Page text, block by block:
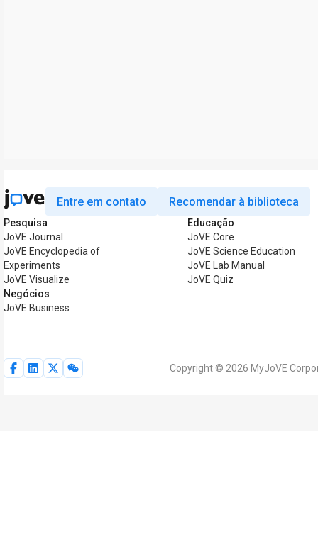
Entre em contato Recomendar à biblioteca
Pesquisa
JoVE Journal
JoVE Encyclopedia of
Experiments
JoVE Visualize
Negócios
JoVE Business
Educação
JoVE Core
JoVE Science Education
JoVE Lab Manual
JoVE Quiz
Copyright © 2026 MyJoVE